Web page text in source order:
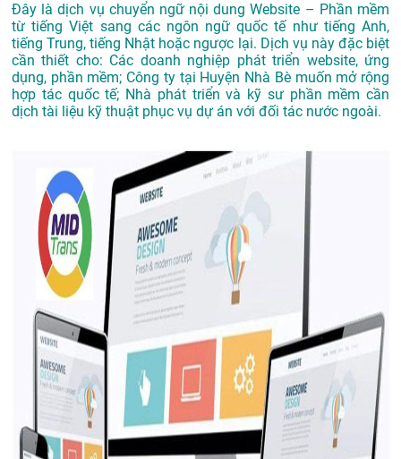
Đây là dịch vụ chuyển ngữ nội dung Website – Phần mềm
từ tiếng Việt sang các ngôn ngữ quốc tế như tiếng Anh,
tiếng Trung, tiếng Nhật hoặc ngược lại. Dịch vụ này đặc biệt
cần thiết cho: Các doanh nghiệp phát triển website, ứng
dụng, phần mềm; Công ty tại Huyện Nhà Bè muốn mở rộng
hợp tác quốc tế; Nhà phát triển và kỹ sư phần mềm cần
dịch tài liệu kỹ thuật phục vụ dự án với đối tác nước ngoài.